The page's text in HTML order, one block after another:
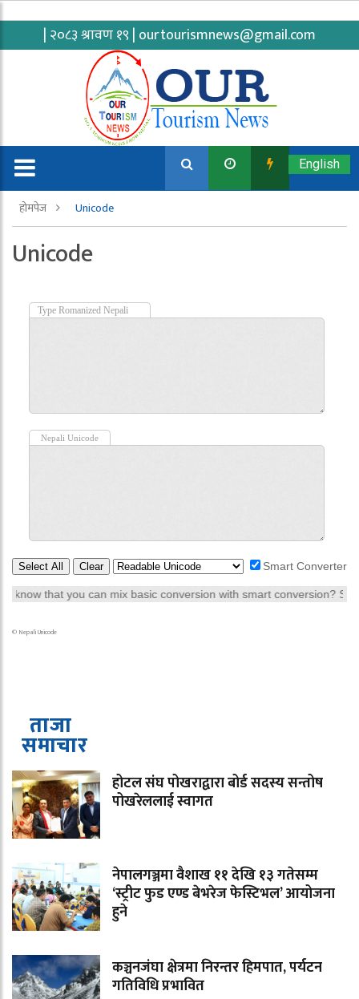
| २०८३ श्रावण १९ | ourtourismnews@gmail.com
English
होमपेज Unicode
Unicode
© Nepali Unicode
ताजा
समाचार
होटल संघ पोखराद्वारा बोर्ड सदस्य सन्तोष
पोखरेललाई स्वागत
नेपालगञ्जमा वैशाख ११ देखि १३ गतेसम्म
‘स्ट्रीट फुड एण्ड बेभरेज फेस्टिभल’ आयोजना
हुने
कञ्चनजंघा क्षेत्रमा निरन्तर हिमपात, पर्यटन
गतिविधि प्रभावित